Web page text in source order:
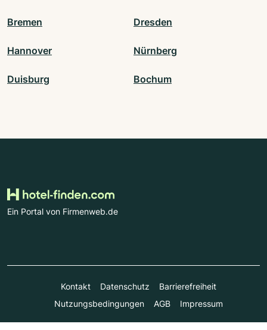
Bremen Dresden
Hannover Nürnberg
Duisburg Bochum
Ein Portal von Firmenweb.de
Kontakt Datenschutz
Barrierefreiheit
Nutzungsbedingungen
AGB Impressum